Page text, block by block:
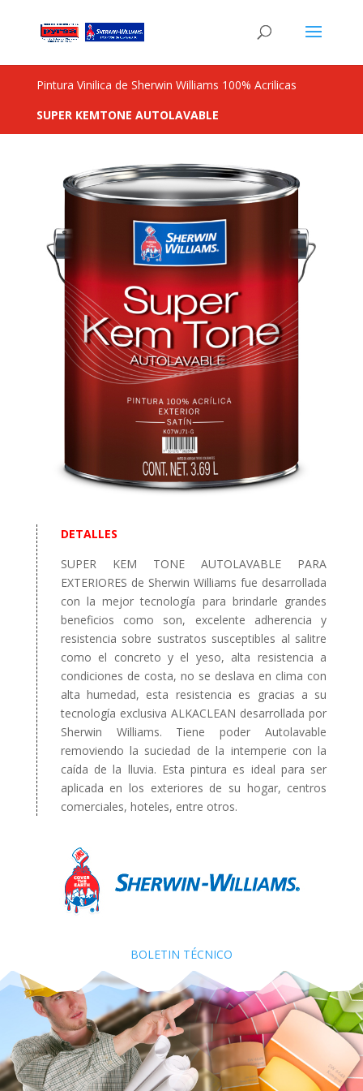
Pintura Vinilica de Sherwin Williams 100% Acrilicas
SUPER KEM­TONE AUTOLAVABLE
DETALLES
SUPER KEM TONE AUTOLAVABLE PARA
EXTERIORES de Sherwin Williams fue desarrollada
con la mejor tecnología para brindarle grandes
beneficios como son, excelente adherencia y
resistencia sobre sustratos susceptibles al salitre
como el concreto y el yeso, alta resistencia a
condiciones de costa, no se deslava en clima con
alta humedad, esta resistencia es gracias a su
tecnología exclusiva ALKACLEAN desarrollada por
Sherwin Williams. Tiene poder Autolavable
removiendo la suciedad de la intemperie con la
caída de la lluvia. Esta pintura es ideal para ser
aplicada en los exteriores de su hogar, centros
comerciales, hoteles, entre otros.
BOLETIN TÉCNICO